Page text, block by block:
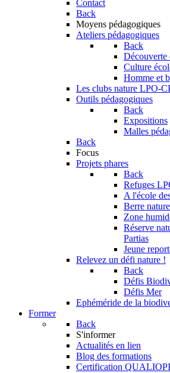
Contact
Back
Moyens pédagogiques
Ateliers pédagogiques
Back
Découverte
Culture
Homme et
Les clubs nature LPO-
Outils pédagogiques
Back
Expositions
Malles
Back
Focus
Projets phares
Back
Refuges
A l'école
Berre nature
Zone
Réserve
Partias
Jeune
Relevez un défi nature !
Back
Défis
Défis Mer
Ephéméride de la
Former
Back
S'informer
Actualités en lien
Blog des formations
Certification QUALIOPI